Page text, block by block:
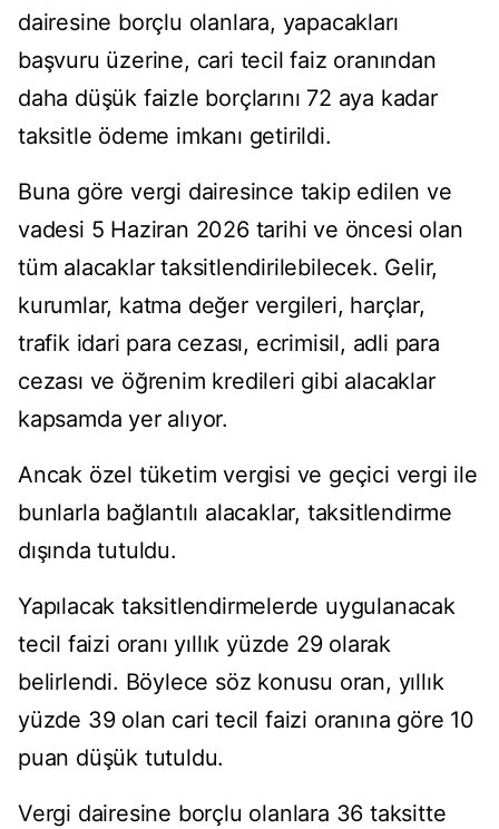
dairesine borçlu olanlara, yapacakları
başvuru üzerine, cari tecil faiz oranından
daha düşük faizle borçlarını 72 aya kadar
taksitle ödeme imkanı getirildi.
Buna göre vergi dairesince takip edilen ve
vadesi 5 Haziran 2026 tarihi ve öncesi olan
tüm alacaklar taksitlendirilebilecek. Gelir,
kurumlar, katma değer vergileri, harçlar,
trafik idari para cezası, ecrimisil, adli para
cezası ve öğrenim kredileri gibi alacaklar
kapsamda yer alıyor.
Ancak özel tüketim vergisi ve geçici vergi ile
bunlarla bağlantılı alacaklar, taksitlendirme
dışında tutuldu.
Yapılacak taksitlendirmelerde uygulanacak
tecil faizi oranı yıllık yüzde 29 olarak
belirlendi. Böylece söz konusu oran, yıllık
yüzde 39 olan cari tecil faizi oranına göre 10
puan düşük tutuldu.
Vergi dairesine borçlu olanlara 36 taksitte